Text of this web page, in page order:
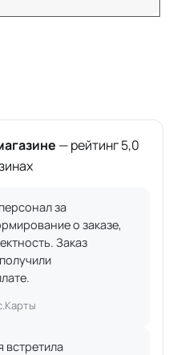
— рейтинг 5,0
за
о заказе,
Заказ
встретила